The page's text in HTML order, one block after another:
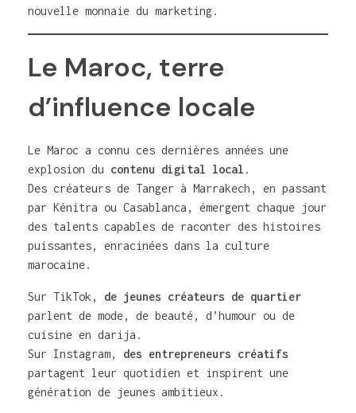
nouvelle monnaie du marketing.
Le Maroc, terre
d’influence locale
Le Maroc a connu ces dernières années une
explosion du contenu digital local .
Des créateurs de Tanger à Marrakech, en passant
par Kénitra ou Casablanca, émergent chaque jour
des talents capables de raconter des histoires
puissantes, enracinées dans la culture
marocaine.
Sur TikTok, de jeunes créateurs de quartier
parlent de mode, de beauté, d’humour ou de
cuisine en darija.
Sur Instagram, des entrepreneurs créatifs
partagent leur quotidien et inspirent une
génération de jeunes ambitieux.